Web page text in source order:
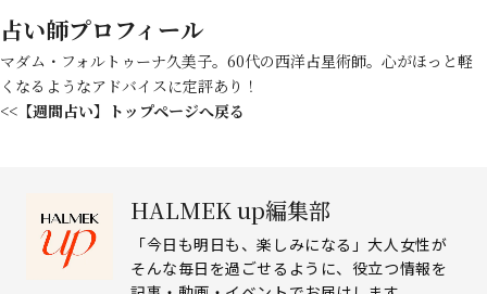
占い師プロフィール
マダム・フォルトゥーナ久美子。60代の西洋占星術師。心がほっと軽
くなるようなアドバイスに定評あり！
<<【週間占い】トップページへ戻る
HALMEK up編集部
「今日も明日も、楽しみになる」大人女性が
そんな毎日を過ごせるように、役立つ情報を